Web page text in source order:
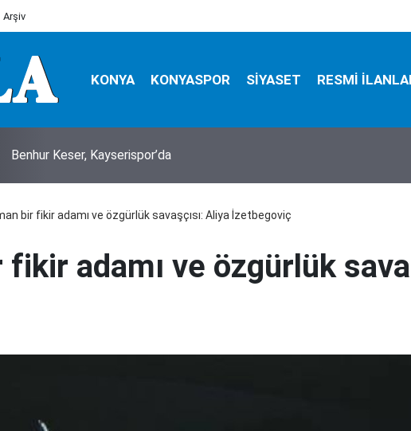
Arşiv
KONYA KONYASPOR SİYASET RESMİ
Köpeği tüfekle vurup sakat bıraktılar
bir fikir adamı ve özgürlük savaşçısı: Aliya İzetbegoviç
adamı ve özgürlük